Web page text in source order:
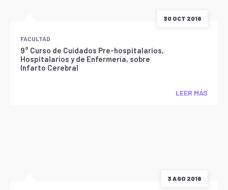
30 OCT 2018
FACULTAD
9° Curso de Cuidados Pre-hospitalarios,
Hospitalarios y de Enfermería, sobre
Infarto Cerebral
LEER MÁS
3 AGO 2018